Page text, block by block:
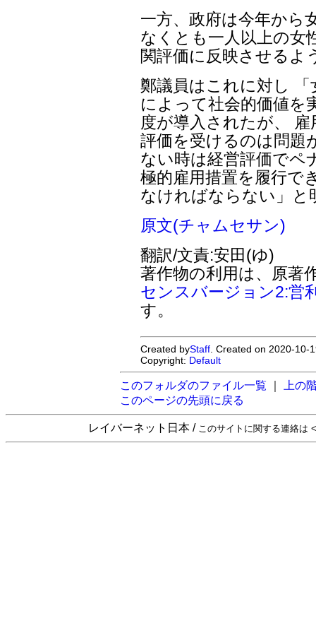
一方、政府は今年から
なくとも一人以上の女
関評価に反映させるよ
鄭議員はこれに対し
によって社会的価値を
度が導入されたが、
評価を受けるのは問題
ない時は経営評価でペ
極的雇用措置を履行で
なければならない」と
原文(チャムセサン)
翻訳/文責:安田(ゆ)
著作物の利用は、原著
センスバージョン2:営
す。
Created byStaff . Created on 2020-
Copyright: Default
このフォルダのファイル一覧
上の
このページの先頭に戻る
レイバーネット日本 / このサイトに関する連絡は